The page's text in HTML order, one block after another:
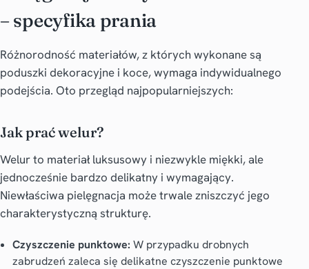
– specyfika prania
Różnorodność materiałów, z których wykonane są
poduszki dekoracyjne i koce, wymaga indywidualnego
podejścia. Oto przegląd najpopularniejszych:
Jak prać welur?
Welur to materiał luksusowy i niezwykle miękki, ale
jednocześnie bardzo delikatny i wymagający.
Niewłaściwa pielęgnacja może trwale zniszczyć jego
charakterystyczną strukturę.
Czyszczenie punktowe: W przypadku drobnych
zabrudzeń zaleca się delikatne czyszczenie punktowe